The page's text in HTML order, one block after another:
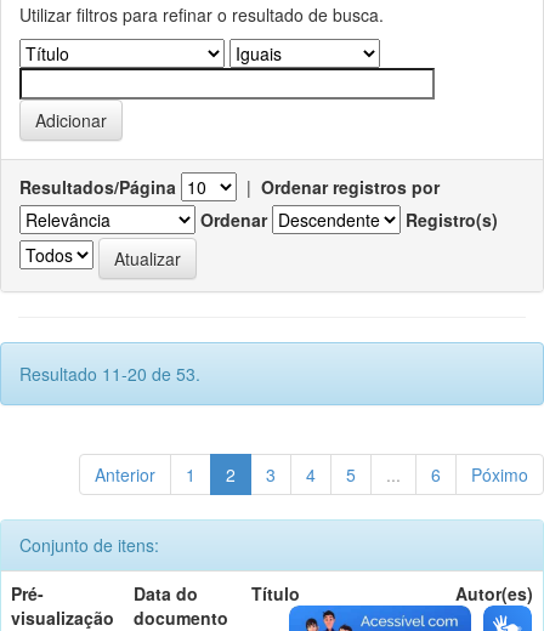
Utilizar filtros para refinar o resultado de busca.
Resultados/Página | Ordenar registros por
Ordenar
Registro(s)
Resultado 11-20 de 53.
Anterior 1 2 3 4 5 ... 6 Póximo
Conjunto de itens:
Pré-
visualização
Data do
documento
Título Autor(es)